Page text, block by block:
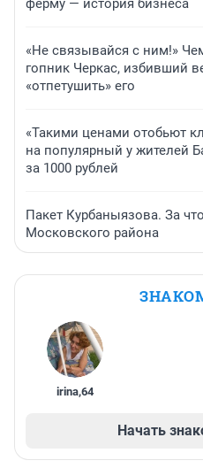
ферму — история бизнеса
«Не связывайся с ним!»
гопник Черкас, избивший
«отпетушить» его
«Такими ценами отобьют
на популярный у жителей
за 1000 рублей
Пакет Курбаныязова. За
Московского района
irina,64
Начать